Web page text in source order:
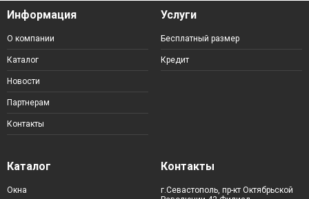
Информация
О компании
Каталог
Новости
Партнерам
Контакты
Услуги
Бесплатный размер
Кредит
Каталог
Окна
Контакты
г.Севастополь, пр-кт Октябрьской